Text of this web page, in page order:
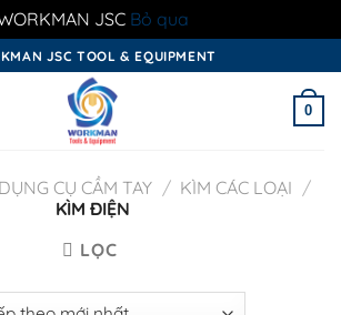
JSC Bỏ qua
JSC TOOL & EQUIPMENT
0
DỤNG CỤ CẦM TAY / KÌM CÁC LOẠI /
KÌM ĐIỆN
LỌC